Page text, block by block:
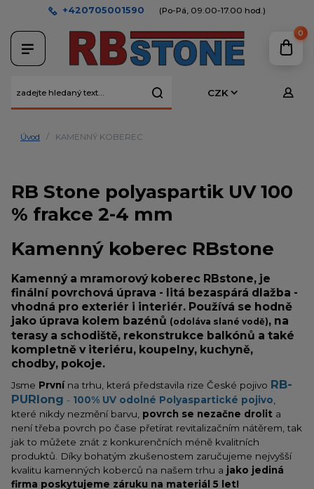
CZK
+420705001590 (Po-Pá, 09.00-17.00 hod.)
0
Úvod KAMENNÝ KOBEREC
RB Stone polyaspartik UV 100
% frakce 2-4 mm
Kamenný koberec RBstone
Kamenný a mramorový koberec RBstone, je
finální povrchová úprava - litá bezaspárá dlažba -
vhodná pro exteriér i interiér. Používá se hodně
jako úprava kolem bazénů (odoláva slané vodě), na
terasy a schodiště, rekonstrukce balkónů a také
kompletně v iteriéru, koupelny, kuchyně,
chodby, pokoje.
Jsme Prvnína trhu, která představila rize České pojivo RB-
PURlong - 100% UV odolné Polyaspartické pojivo
které nikdy nezmění barvu, povrch se nezačne drolit a
není třeba povrch po čase přetírat revitalizačním nátěrem, tak
jak to můžete znát z konkurenčních méně kvalitních
produktů. Díky bohatým zkušenostem zaručujeme nejvyšší
kvalitu kamenných koberců na našem trhu a jako jediná
firma poskytujeme záruku na materiál 5 let!